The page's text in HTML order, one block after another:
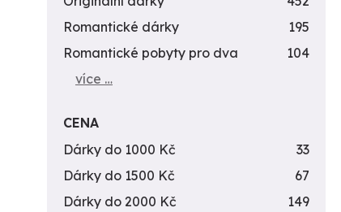
Romantické dárky
195
Romantické pobyty pro dva
104
více …
CENA
Dárky do 1000 Kč
33
Dárky do 1500 Kč
67
Dárky do 2000 Kč
149